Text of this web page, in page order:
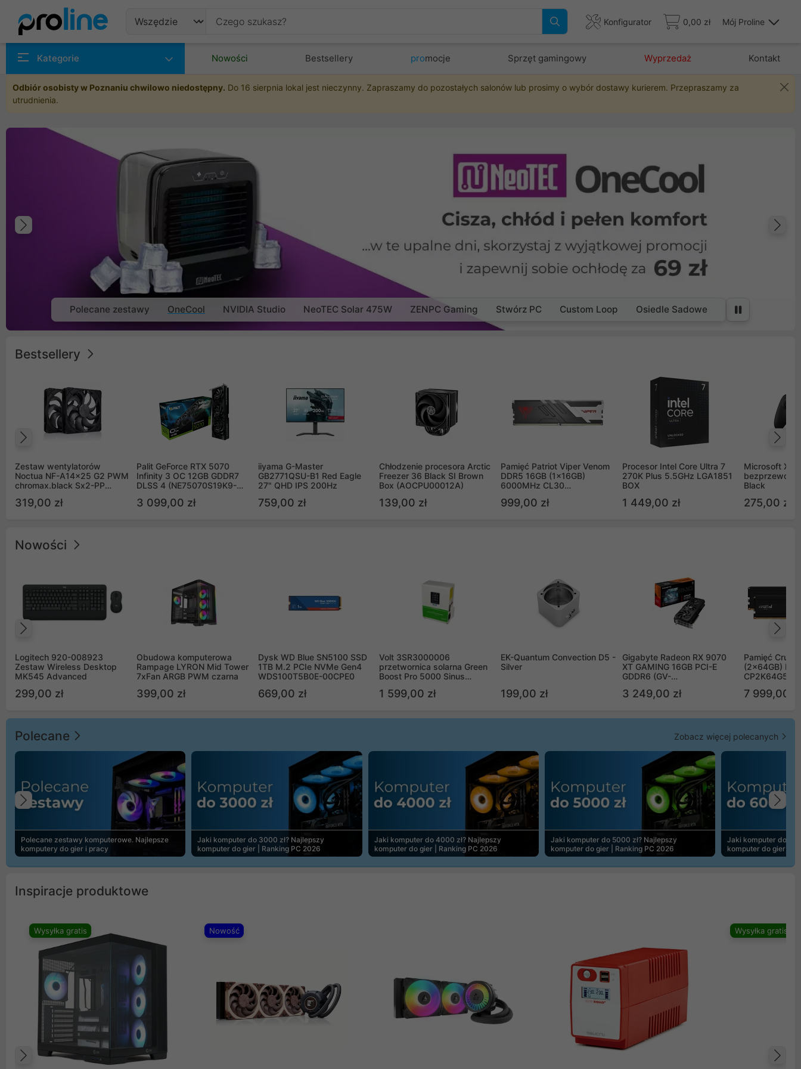
Konfigurator 0,00 zł Mój Proline
Kategorie Nowości Bestsellery promocje Sprzęt gamingowy Wyprzedaż Kontakt
Odbiór osobisty w Poznaniu chwilowo niedostępny. Do 16 sierpnia lokal jest nieczynny. Zapraszamy do pozostałych salonów lub prosimy o wybór dostawy kurierem. Przepraszamy za
utrudnienia.
Poprzedni
Polecane zestawy OneCool NVIDIA Studio NeoTEC Solar 475W ZENPC Gaming Stwórz PC Custom Loop Osiedle Sadowe
Bestsellery
Zestaw wentylatorów
Noctua NF-A14x25 G2 PWM
chromax.black Sx2-PP
(2szt)
319,00 zł
Palit GeForce RTX 5070
Infinity 3 OC 12GB GDDR7
DLSS 4 (NE75070S19K9-
3 099,00 zł
iiyama G-Master
GB2771QSU-B1 Red Eagle
27" QHD IPS 200Hz
759,00 zł
Chłodzenie procesora Arctic
Freezer 36 Black SI Brown
Box (AOCPU00012A)
139,00 zł
Pamięć Patriot Viper Venom
DDR5 16GB (1x16GB)
6000MHz CL30
999,00 zł
Procesor Intel Core Ultra 7
270K Plus 5.5GHz LGA1851
BOX
1 449,00 zł
Microsoft
Black
275,00 zł
Nowości
Logitech 920-008923
Zestaw Wireless Desktop
MK545 Advanced
299,00 zł
Obudowa komputerowa
Rampage LYRON Mid Tower
7xFan ARGB PWM czarna
399,00 zł
Dysk WD Blue SN5100 SSD
1TB M.2 PCIe NVMe Gen4
WDS100T5B0E-00CPE0
669,00 zł
Volt 3SR3000006
przetwornica solarna Green
Boost Pro 5000 Sinus
1 599,00 zł
EK-Quantum Convection D5 -
Silver
199,00 zł
Gigabyte Radeon RX 9070
XT GAMING 16GB PCI-E
GDDR6 (GV-
3 249,00 zł
Pamięć
(2x64GB)
7 999,00 zł
Polecane Zobacz więcej polecanych
Polecane zestawy komputerowe. Najlepsze
komputery do gier i pracy
Jaki komputer do 3000 zł? Najlepszy
komputer do gier | Ranking PC 2026
Jaki komputer do 4000 zł? Najlepszy
komputer do gier | Ranking PC 2026
Jaki komputer do 5000 zł? Najlepszy
komputer do gier | Ranking PC 2026
Jaki komputer do
komputer do gier |
Poprzedni
Inspiracje produktowe
Wysyłka gratis Nowość Wysyłka gratis